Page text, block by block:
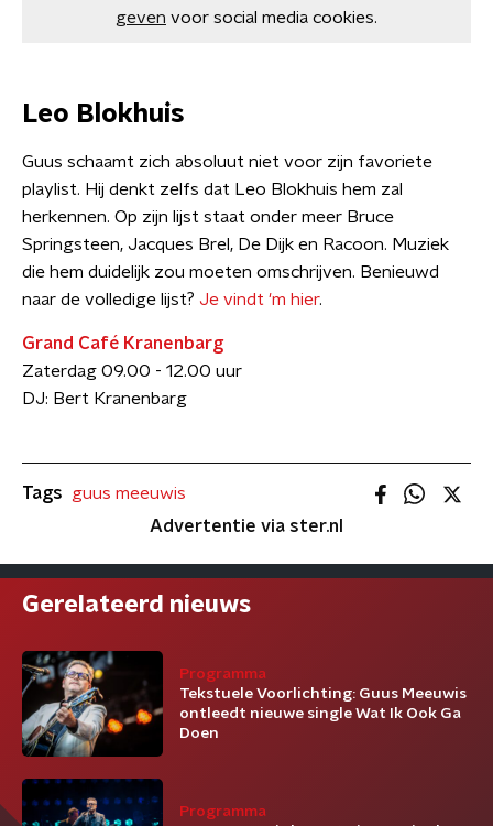
geven voor social media cookies.
Leo Blokhuis
Guus schaamt zich absoluut niet voor zijn favoriete
playlist. Hij denkt zelfs dat Leo Blokhuis hem zal
herkennen. Op zijn lijst staat onder meer Bruce
Springsteen, Jacques Brel, De Dijk en Racoon. Muziek
die hem duidelijk zou moeten omschrijven. Benieuwd
naar de volledige lijst? Je vindt 'm hier.
Grand Café Kranenbarg
Zaterdag 09.00 - 12.00 uur
DJ: Bert Kranenbarg
Tags
guus meeuwis
Advertentie via ster.nl
Gerelateerd nieuws
Programma
Tekstuele Voorlichting: Guus Meeuwis
ontleedt nieuwe single Wat Ik Ook Ga
Doen
Programma